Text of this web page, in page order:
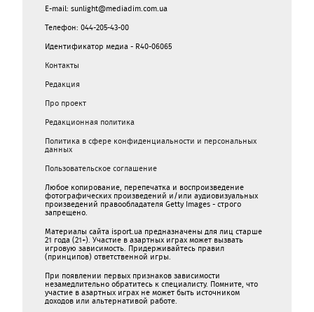
E-mail: sunlight@mediadim.com.ua
Телефон: 044-205-43-00
Идентификатор медиа - R40-06065
Контакты
Редакция
Про проект
Редакционная политика
Политика в сфере конфиденциальности и персональных
данных
Пользовательское соглашение
Любое копирование, перепечатка и воспроизведение
фотографических произведений и/или аудиовизуальных
произведений правообладателя Getty Images - строго
запрещено.
Материалы сайта isport.ua предназначены для лиц старше
21 года (21+). Участие в азартных играх может вызвать
игровую зависимость. Придерживайтесь правил
(принципов) ответственной игры.
При появлении первых признаков зависимости
незамедлительно обратитесь к специалисту. Помните, что
участие в азартных играх не может быть источником
доходов или альтернативой работе.